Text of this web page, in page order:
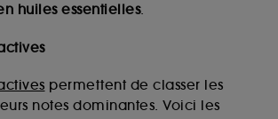
huiles essentielles.
permettent de classer les
notes dominantes. Voici les
par ces Cookies, pour les
lors de votre activité en ligne
sans accepter". Voous pouvez à tout
de retirer votrte consentement. Si vous
plus d'information sur les cookies